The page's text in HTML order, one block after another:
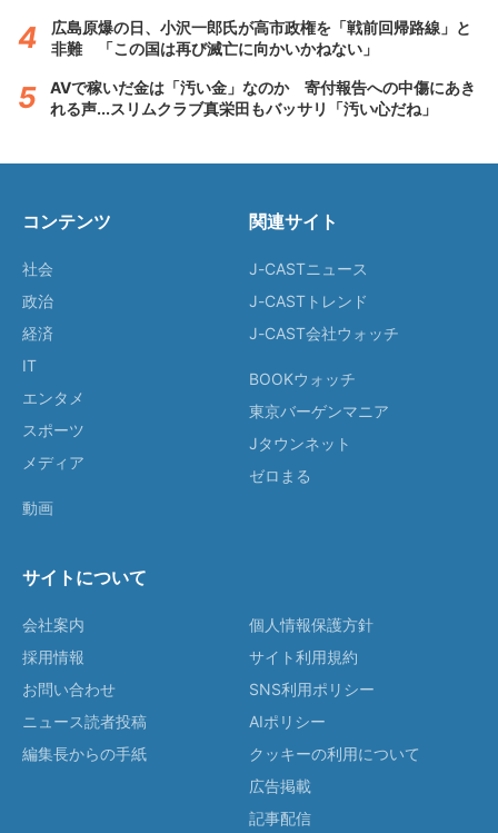
広島原爆の日、小沢一郎氏が高市政権を「戦前回帰路線」と
非難 「この国は再び滅亡に向かいかねない」
AVで稼いだ金は「汚い金」なのか 寄付報告への中傷にあき
れる声...スリムクラブ真栄田もバッサリ「汚い心だね」
コンテンツ
社会
政治
経済
IT
エンタメ
スポーツ
メディア
動画
関連サイト
J-CASTニュース
J-CASTトレンド
J-CAST会社ウォッチ
BOOKウォッチ
東京バーゲンマニア
Jタウンネット
ゼロまる
サイトについて
会社案内
採用情報
お問い合わせ
ニュース読者投稿
編集長からの手紙
個人情報保護方針
サイト利用規約
SNS利用ポリシー
AIポリシー
クッキーの利用について
広告掲載
記事配信